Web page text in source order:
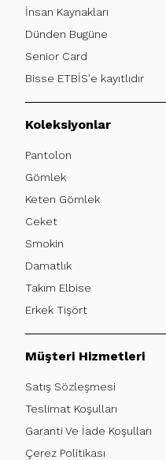
İnsan Kaynakları
Dünden Bugüne
Senior Card
Bisse ETBİS'e kayıtlıdır
Koleksiyonlar
Pantolon
Gömlek
Keten Gömlek
Ceket
Smokin
Damatlık
Takım Elbise
Erkek Tişört
Müşteri Hizmetleri
Satış Sözleşmesi
Teslimat Koşulları
Garanti Ve İade Koşulları
Çerez Politikası